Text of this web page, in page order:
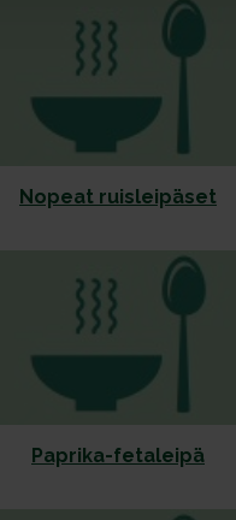
Nopeat ruisleipäset
Paprika-fetaleipä